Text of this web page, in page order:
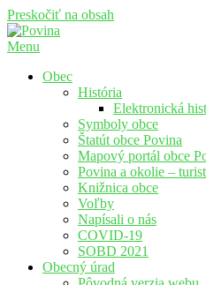
Preskočiť na obsah
Menu
Obec
História
Elektronická
Symboly obce
Štatút obce Povina
Mapový portál obce
Povina a okolie –
Knižnica obce
Voľby
Napísali o nás
COVID-19
SOBD 2021
Obecný úrad